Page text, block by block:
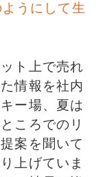
うにして生
ト上で売れ
情報を社内
ー場、夏は
ころでのリ
案を聞いて
上げていま